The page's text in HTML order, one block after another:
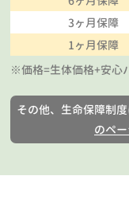
3ヶ月保障
1ヶ月保障
※価格=生体価格+安心
その他、生命保障制
のペ